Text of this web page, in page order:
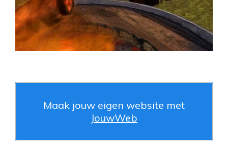
Maak jouw eigen website met
JouwWeb